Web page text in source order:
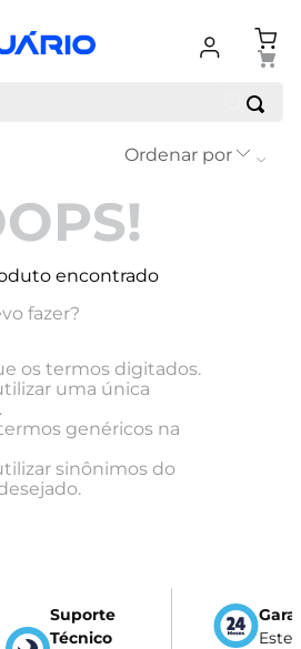
Ordenar por
encontrado
fazer?
os termos digitados.
uma única
genéricos na
sinônimos do
Suporte
Técnico